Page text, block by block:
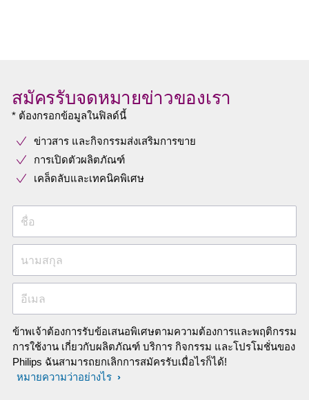
สมัครรับจดหมายข่าวของเรา
* ต้องกรอกข้อมูลในฟิลด์นี้
ข่าวสาร และกิจกรรมส่งเสริมการขาย
การเปิดตัวผลิตภัณฑ์
เคล็ดลับและเทคนิคพิเศษ
ชื่อ
นามสกุล
อีเมล
ข้าพเจ้าต้องการรับข้อเสนอพิเศษตามความต้องการและพฤติกรรม
การใช้งาน เกี่ยวกับผลิตภัณฑ์ บริการ กิจกรรม และโปรโมชั่นของ
Philips ฉันสามารถยกเลิกการสมัครรับเมื่อไรก็ได้!
หมายความว่าอย่างไร